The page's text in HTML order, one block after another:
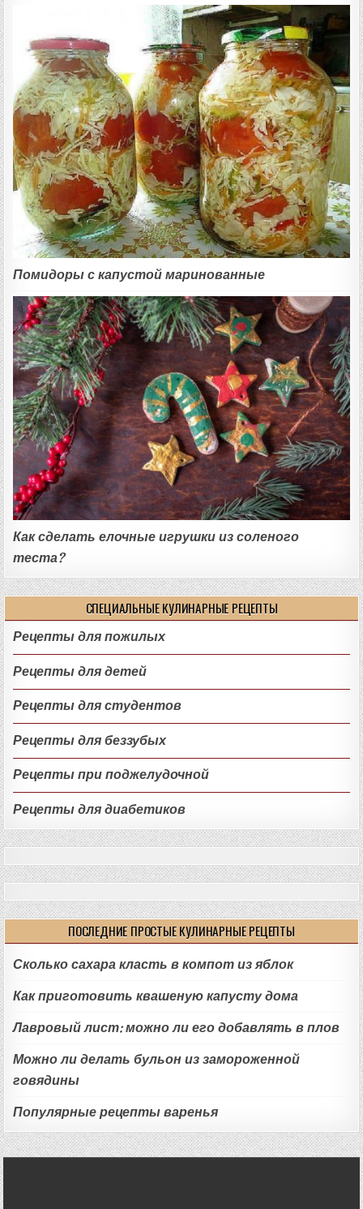
Помидоры с капустой маринованные
Как сделать елочные игрушки из соленого
теста?
СПЕЦИАЛЬНЫЕ КУЛИНАРНЫЕ РЕЦЕПТЫ
Рецепты для пожилых
Рецепты для детей
Рецепты для студентов
Рецепты для беззубых
Рецепты при поджелудочной
Рецепты для диабетиков
ПОСЛЕДНИЕ ПРОСТЫЕ КУЛИНАРНЫЕ РЕЦЕПТЫ
Сколько сахара класть в компот из яблок
Как приготовить квашеную капусту дома
Лавровый лист: можно ли его добавлять в плов
Можно ли делать бульон из замороженной
говядины
Популярные рецепты варенья